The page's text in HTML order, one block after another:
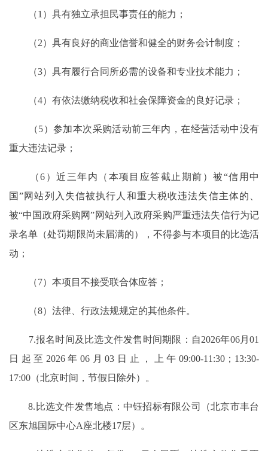
（1）具有独立承担民事责任的能力；
（2）具有良好的商业信誉和健全的财务会计制度；
（3）具有履行合同所必需的设备和专业技术能力；
（4）有依法缴纳税收和社会保障资金的良好记录；
（5）参加本次采购活动前三年内，在经营活动中没有
重大违法记录；
（6）近三年内（本项目应答截止期前）被“信用中
国”网站列入失信被执行人和重大税收违法失信主体的、
被“中国政府采购网”网站列入政府采购严重违法失信行为记
录名单（处罚期限尚未届满的），不得参与本项目的比选活
动；
（7）本项目不接受联合体应答；
（8）法律、行政法规规定的其他条件。
7.报名时间及比选文件发售时间期限：自2026年06月01
日起至2026年06月03日止，上午09:00-11:30；13:30-
17:00（北京时间，节假日除外）。
8.比选文件发售地点：中钰招标有限公司（北京市丰台
区东旭国际中心A座北楼17层）。